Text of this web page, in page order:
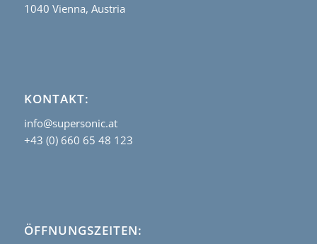
1040 Vienna, Austria
KONTAKT:
info@supersonic.at
+43 (0) 660 65 48 123
ÖFFNUNGSZEITEN: